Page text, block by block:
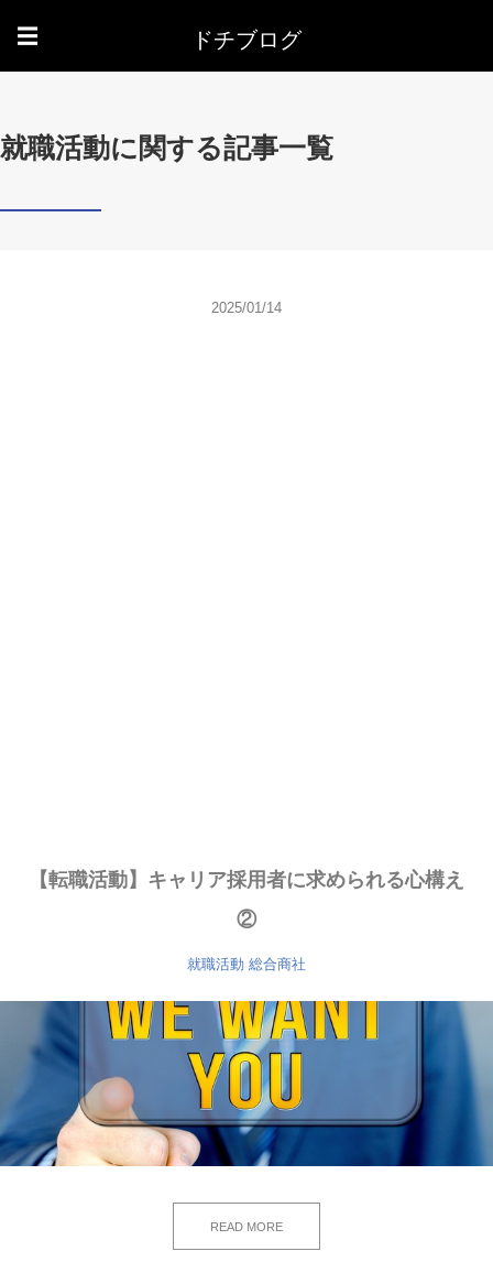
☰ ドチブログ
就職活動に関する記事一覧
2025/01/14
【転職活動】キャリア採用者に求められる心構え
②
就職活動 総合商社
READ MORE